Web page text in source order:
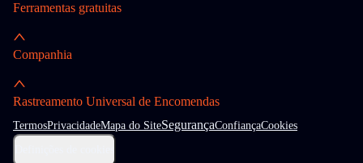
Ferramentas gratuitas
Companhia
Rastreamento Universal de Encomendas
TermosPrivacidadeMapa do SiteSegurançaConfiançaCookies